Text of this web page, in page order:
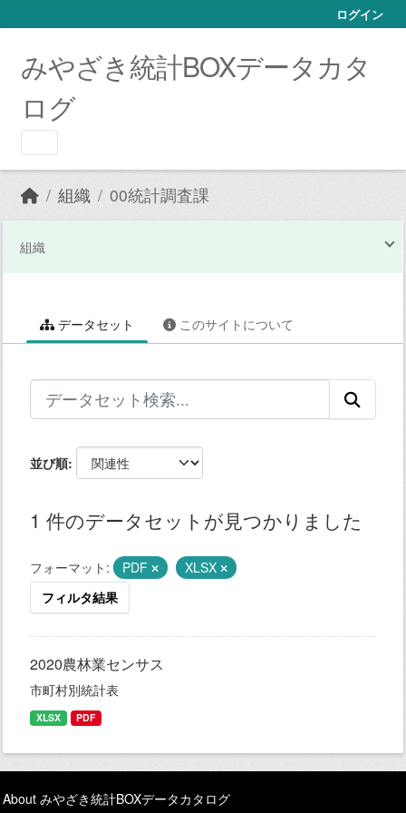
ログイン
みやざき統計BOXデータカタ
ログ
組織 00統計調査課
組織
データセット このサイトについて
並び順
1 件のデータセットが見つかりました
フォーマット: PDF
XLSX
フィルタ結果
2020農林業センサス
市町村別統計表
XLSX PDF
About みやざき統計BOXデータカタログ